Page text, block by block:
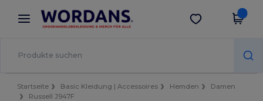
× Wordans App
Bessere Preise in der App!
App holen
Startseite Basic Kleidung | Accessoires Hemden
Damen
Russell J947F